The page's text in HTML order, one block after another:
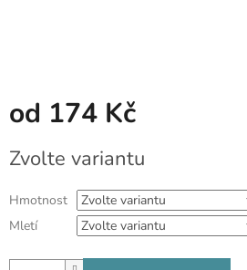
od 174 Kč
cena:
Zvolte variantu
Hmotnost
Mletí